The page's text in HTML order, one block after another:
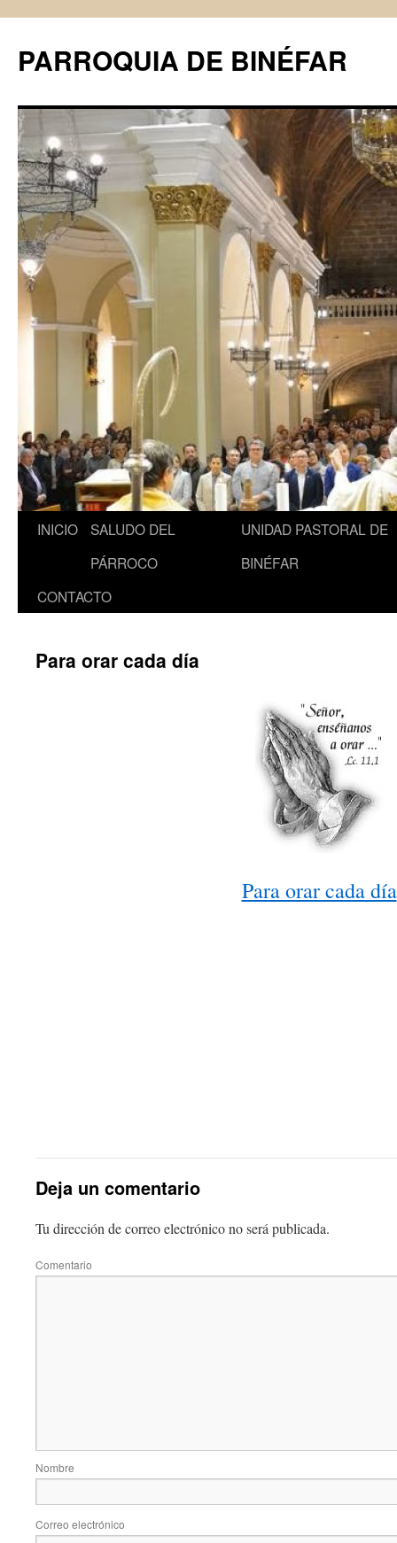
PARROQUIA DE BINÉFAR
Saltar
contenido
INICIO
SALUDO DEL
PÁRROCO
UNIDAD PASTORAL DE
BINÉFAR
CONTACTO
Para orar cada día
Para orar cada día
Deja un comentario
Tu dirección de correo electrónico no será publicada.
Comentario
Nombre
Correo electrónico